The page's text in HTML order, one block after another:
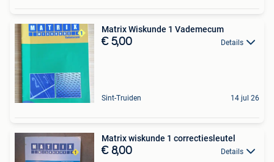
Matrix Wiskunde 1 Vademecum
€ 5,00 Details
Sint-Truiden 14 jul 26
Matrix wiskunde 1 correctiesleutel
€ 8,00 Details